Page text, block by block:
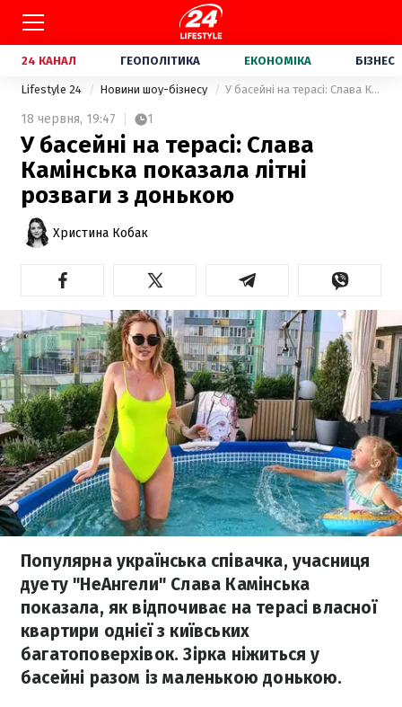
24 КАНАЛ ГЕОПОЛІТИКА ЕКОНОМІКА БІЗНЕС
Lifestyle 24 Новини шоу-бізнесу У басейні на терасі: Слава Камінська показала літні розваги з донькою
18 червня, 19:47 1
У басейні на терасі: Слава
Камінська показала літні
розваги з донькою
Христина Кобак
Популярна українська співачка, учасниця
дуету "НеАнгели" Слава Камінська
показала, як відпочиває на терасі власної
квартири однієї з київських
багатоповерхівок. Зірка ніжиться у
басейні разом із маленькою донькою.